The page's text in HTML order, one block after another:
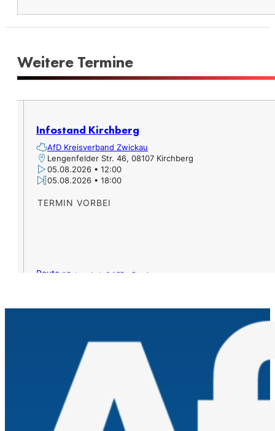
Weitere Termine​
Infostand Kirchberg
AfD Kreisverband Zwickau
Lengenfelder Str. 46, 08107 Kirchberg
05.08.2026 • 12:00
05.08.2026 • 18:00
TERMIN VORBEI
Route »Datenschutz & AGB – Google